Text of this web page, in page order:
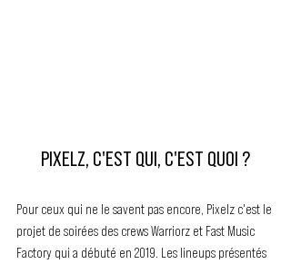
PIXELZ, C'EST QUI, C'EST QUOI ?
Pour ceux qui ne le savent pas encore, Pixelz c'est le
projet de soirées des crews Warriorz et Fast Music
Factory qui a débuté en 2019. Les lineups présentés